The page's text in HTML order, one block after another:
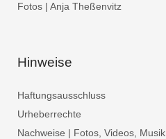
Fotos | Anja Theßenvitz
Hinweise
Haftungsausschluss
Urheberrechte
Nachweise | Fotos, Videos, Musik